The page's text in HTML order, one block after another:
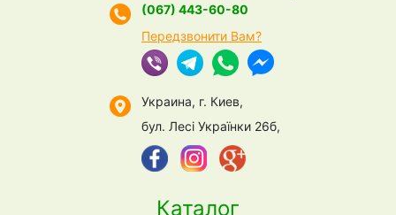
Каталог
(067) 443-60-80
Передзвонити Вам?
Украина, г. Киев,
бул. Лесі Українки 26б,